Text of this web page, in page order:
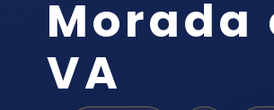
Morada
VA